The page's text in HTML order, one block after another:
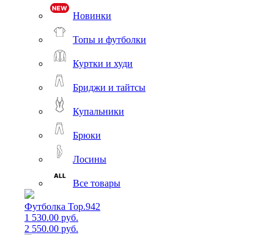
Новинки
Топы и футболки
Куртки и худи
Бриджи и тайтсы
Купальники
Брюки
Лосины
Все товары
Футболка Top.942
1 530.00 руб.
2 550.00 руб.